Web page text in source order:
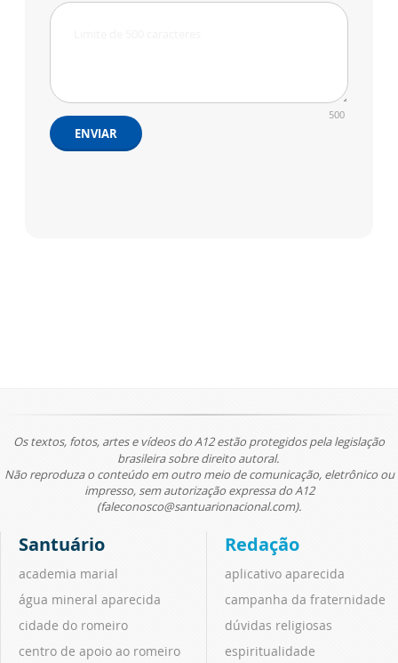
500
ENVIAR
Os textos, fotos, artes e vídeos do A12 estão protegidos pela legislação
brasileira sobre direito autoral.
Não reproduza o conteúdo em outro meio de comunicação, eletrônico ou
impresso, sem autorização expressa do A12
(faleconosco@santuarionacional.com).
Santuário
academia marial
água mineral aparecida
cidade do romeiro
centro de apoio ao romeiro
Redação
aplicativo aparecida
campanha da fraternidade
dúvidas religiosas
espiritualidade